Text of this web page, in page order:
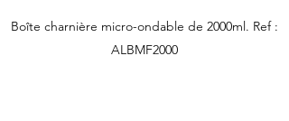
Boîte charnière micro-ondable de 2000ml. Ref :
ALBMF2000